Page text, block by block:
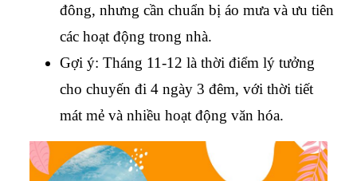
đông, nhưng cần chuẩn bị áo mưa và ưu tiên
các hoạt động trong nhà.
Gợi ý: Tháng 11-12 là thời điểm lý tưởng
cho chuyến đi 4 ngày 3 đêm, với thời tiết
mát mẻ và nhiều hoạt động văn hóa.